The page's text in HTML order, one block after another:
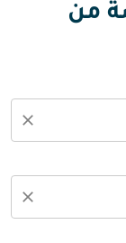
من
close
close